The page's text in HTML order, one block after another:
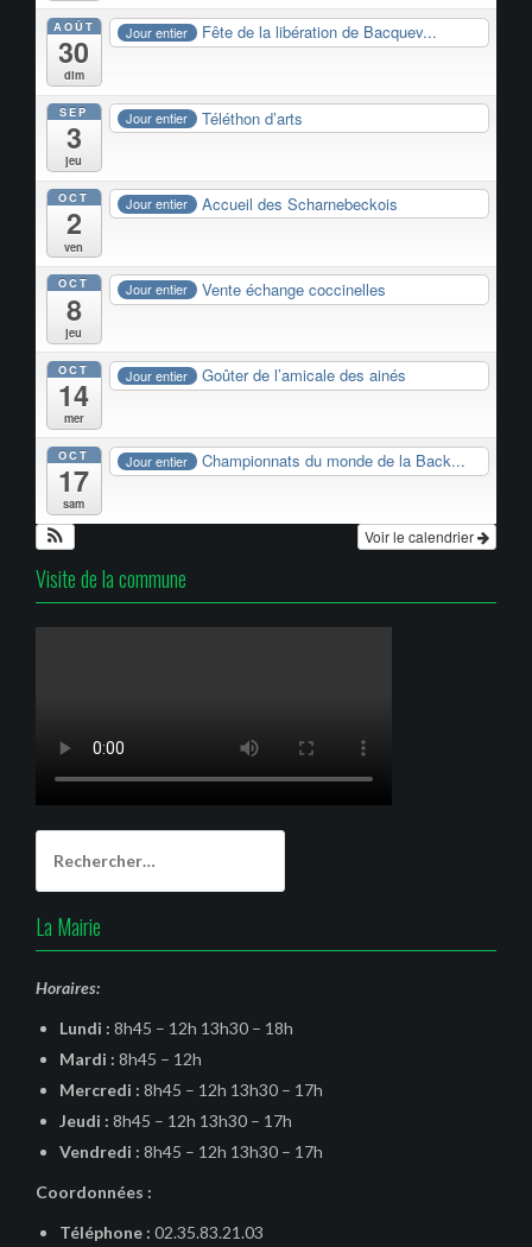
AOÛT
30
dim
Jour entier Fête de la libération de Bacquev...
SEP
3
jeu
Jour entier Téléthon d’arts
OCT
2
ven
Jour entier Accueil des Scharnebeckois
OCT
8
jeu
Jour entier Vente échange coccinelles
OCT
14
mer
Jour entier Goûter de l’amicale des ainés
OCT
17
sam
Jour entier Championnats du monde de la Back...
Voir le calendrier
Visite de la commune
La Mairie
Horaires:
Lundi : 8h45 – 12h 13h30 – 18h
Mardi : 8h45 – 12h
Mercredi : 8h45 – 12h 13h30 – 17h
Jeudi : 8h45 – 12h 13h30 – 17h
Vendredi : 8h45 – 12h 13h30 – 17h
Coordonnées :
Téléphone : 02.35.83.21.03